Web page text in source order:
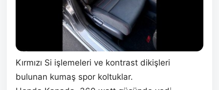
Kırmızı Si işlemeleri ve kontrast dikişleri
bulunan kumaş spor koltuklar.